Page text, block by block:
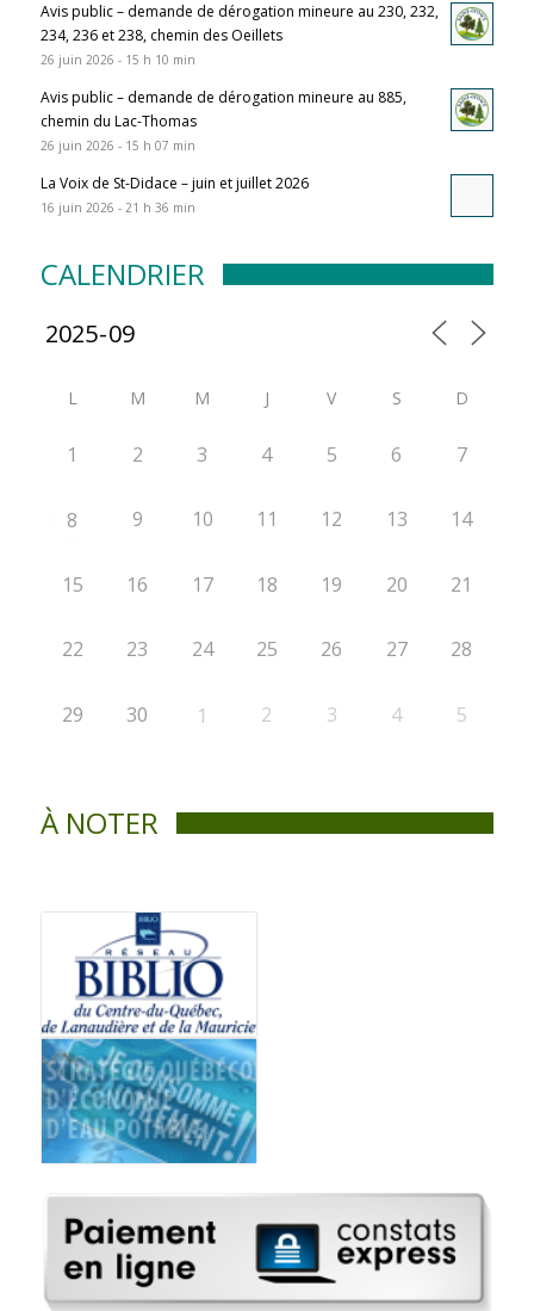
Avis public – demande de dérogation mineure au 230, 232,
234, 236 et 238, chemin des Oeillets
26 juin 2026 - 15 h 10 min
Avis public – demande de dérogation mineure au 885,
chemin du Lac-Thomas
26 juin 2026 - 15 h 07 min
La Voix de St-Didace – juin et juillet 2026
16 juin 2026 - 21 h 36 min
CALENDRIER
L M M J V S D
1 2 3 4 5 6 7
8 9 10 11 12 13 14
15 16 17 18 19 20 21
22 23 24 25 26 27 28
29 30 1 2 3 4 5
À NOTER